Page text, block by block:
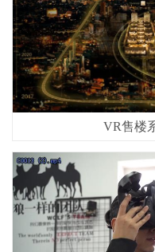
VR售楼